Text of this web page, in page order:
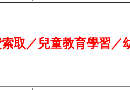
取／兒童教育學習／